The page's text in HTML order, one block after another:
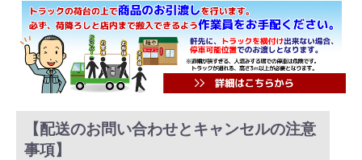
【配送のお問い合わせとキャンセルの注意
事項】